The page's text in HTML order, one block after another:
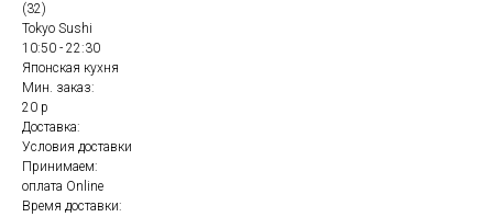
(32)
Tokyo Sushi
10:50 - 22:30
Японская кухня
Мин. заказ:
20 р
Доставка:
Условия доставки
Принимаем:
оплата Online
Время доставки: